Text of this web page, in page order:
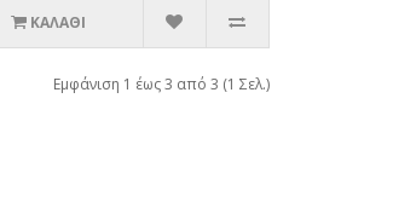
ΚΑΛΆΘΙ
Εμφάνιση 1 έως 3 από 3 (1 Σελ.)